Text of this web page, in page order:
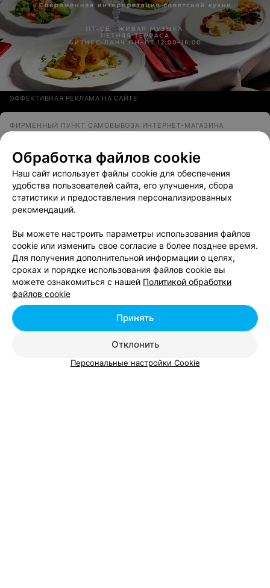
ЭФФЕКТИВНАЯ РЕКЛАМА НА САЙТЕ
ФИРМЕННЫЙ ПУНКТ САМОВЫВОЗА ИНТЕРНЕТ-МАГАЗИНА
Брест, пр-т Машерова, 64 с 10:00
Отзывы7 Все адреса
Добавить компанию
Обработка файлов cookie
Наш сайт использует файлы cookie для обеспечения
удобства пользователей сайта, его улучшения, сбора
статистики и предоставления персонализированных
рекомендаций.
Вы можете настроить параметры использования файлов
cookie или изменить свое согласие в более позднее время.
Для получения дополнительной информации о целях,
сроках и порядке использования файлов cookie вы
можете ознакомиться с нашей Политикой обработки
файлов cookie
Отклонить
Принять
Персональные настройки Cookie